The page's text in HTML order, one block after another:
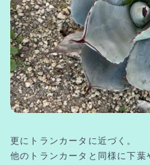
更にトランカータに近づく。
他のトランカータと同様に下